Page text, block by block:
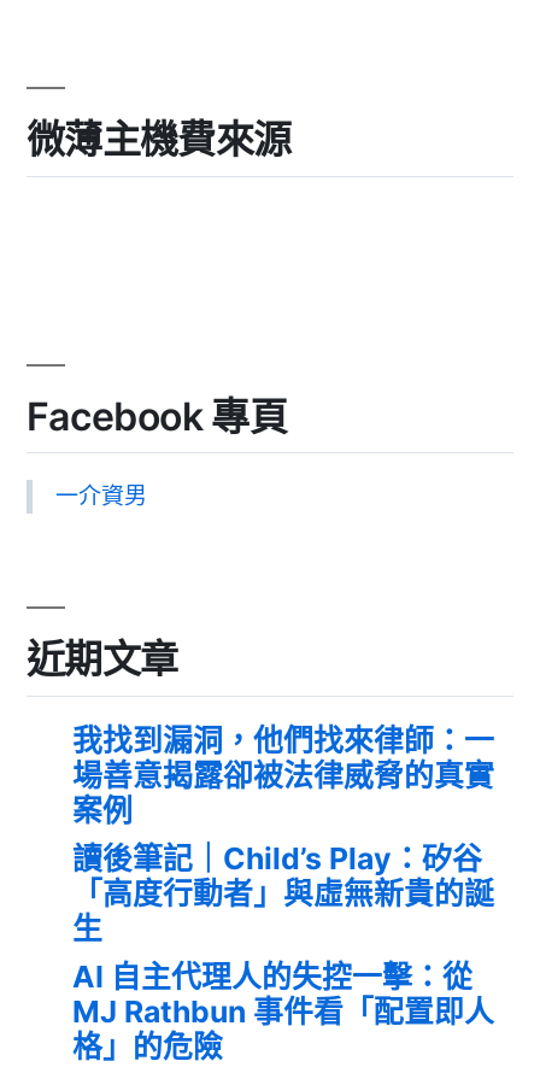
微薄主機費來源
Facebook 專頁
一介資男
近期文章
我找到漏洞，他們找來律師：一
場善意揭露卻被法律威脅的真實
案例
讀後筆記｜Child’s Play：矽谷
「高度行動者」與虛無新貴的誕
生
AI 自主代理人的失控一擊：從
MJ Rathbun 事件看「配置即人
格」的危險